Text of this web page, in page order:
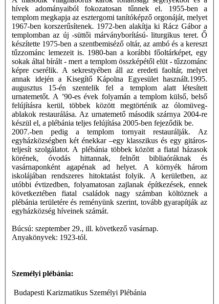
hívek adományaiból fokozatosan tűnnek el. 1955-ben a
templom megkapja az esztergomi tanítóképző orgonáját, melyet
1967-ben korszerűsítenek. 1972-ben alakítja ki Rácz Gábor a
templomban az új -süttői márványborítású- liturgikus teret. Ő
készítette 1975-ben a szentbemiséző oltár, az ambó és a kereszt
tűzzománc lemezeit is. 1980-ban a korábbi főoltárképet, egy
sokak által bírált - mert a templom összképétől elüt - tűzzománc
képre cserélik. A sekrestyében áll az eredeti faoltár, melyet
annak idején a Kisegítő Kápolna Egyesület használt.1995.
augusztus 15-én szentelik fel a templom alatt létesített
urnatemetőt. A ’90-es évek folyamán a templom külső, belső
felújításra kerül, többek között megtörténik az ólomüveg-
ablakok restaurálása. Az urnatemető második szárnya 2004-re
készül el, a plébánia teljes felújítása 2005-ben fejeződik be.
2007.-ben pedig a templom tornyait restaurálják. Az
egyházközségben két énekkar –egy klasszikus és egy gitáros-
teljesít szolgálatot. A plébánia többek között a fiatal házasok
körének, óvodás hittannak, felnőtt bibliaóráknak és
vasárnaponként agapénak ad helyet. A környék három
iskolájában rendszeres hitoktatást folyik. A kerületben, az
utóbbi évtizedben, folyamatosan zajlanak építkezések, ennek
következtében fiatal családok nagy számban költöznek a
plébánia területére és reményünk szerint, tovább gyarapítják az
egyházközség híveinek számát.
Búcsú: szeptember 29., ill. következő vasárnap.
Anyakönyvek: 1923-tól.
Személyi plébánia:
Budapesti Karizmatikus Személyi Plébánia